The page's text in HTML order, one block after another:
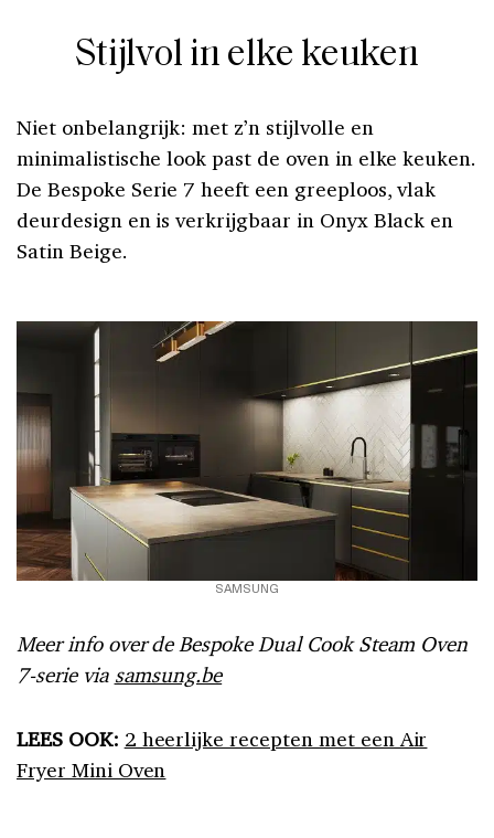
Stijlvol in elke keuken
Niet onbelangrijk: met z’n stijlvolle en
minimalistische look past de oven in elke keuken.
De Bespoke Serie 7 heeft een greeploos, vlak
deurdesign en is verkrijgbaar in Onyx Black en
Satin Beige.
SAMSUNG
Meer info over de Bespoke Dual Cook Steam Oven
7-serie via samsung.be
LEES OOK: 2 heerlijke recepten met een Air
Fryer Mini Oven